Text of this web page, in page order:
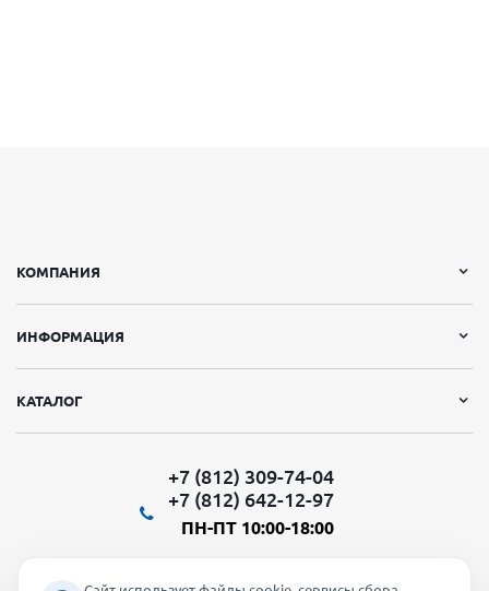
КОМПАНИЯ
ИНФОРМАЦИЯ
КАТАЛОГ
+7 (812) 309-74-04
+7 (812) 642-12-97
ПН-ПТ 10:00-18:00